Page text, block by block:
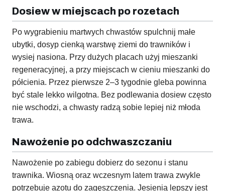
Dosiew w miejscach po rozetach
Po wygrabieniu martwych chwastów spulchnij małe
ubytki, dosyp cienką warstwę ziemi do trawników i
wysiej nasiona. Przy dużych placach użyj mieszanki
regeneracyjnej, a przy miejscach w cieniu mieszanki do
półcienia. Przez pierwsze 2–3 tygodnie gleba powinna
być stale lekko wilgotna. Bez podlewania dosiew często
nie wschodzi, a chwasty radzą sobie lepiej niż młoda
trawa.
Nawożenie po odchwaszczaniu
Nawożenie po zabiegu dobierz do sezonu i stanu
trawnika. Wiosną oraz wczesnym latem trawa zwykle
potrzebuje azotu do zagęszczenia. Jesienią lepszy jest